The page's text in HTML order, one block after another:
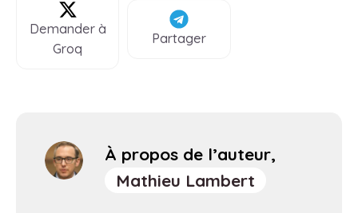
Demander à
Groq
Partager
À propos de l’auteur,
Mathieu Lambert